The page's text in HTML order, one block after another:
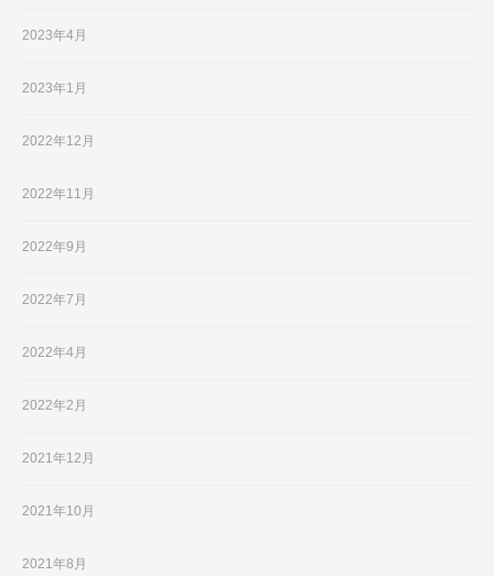
2023年4月
2023年1月
2022年12月
2022年11月
2022年9月
2022年7月
2022年4月
2022年2月
2021年12月
2021年10月
2021年8月